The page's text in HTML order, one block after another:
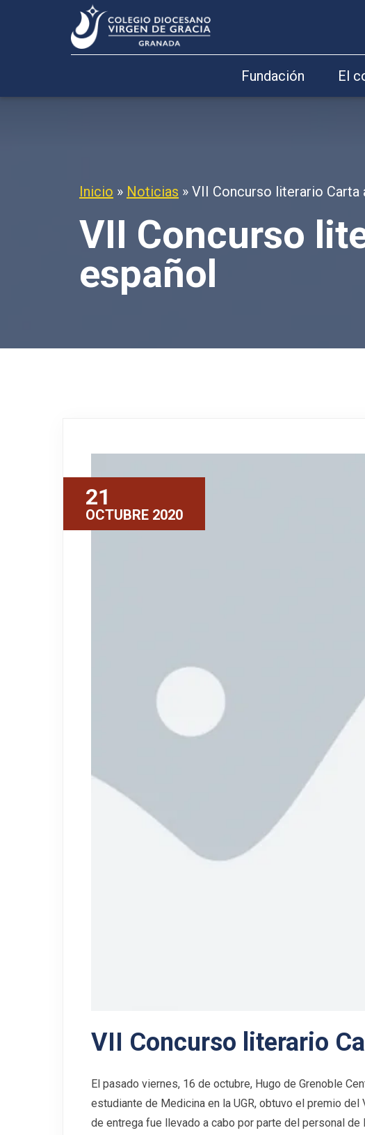
Fundación El
Inicio » Noticias » VII Concurso literario Carta
VII Concurso
español
21
OCTUBRE 2020
VII Concurso literario
El pasado viernes, 16 de octubre, Hugo de Grenoble
estudiante de Medicina en la UGR, obtuvo el premio
de entrega fue llevado a cabo por parte del personal